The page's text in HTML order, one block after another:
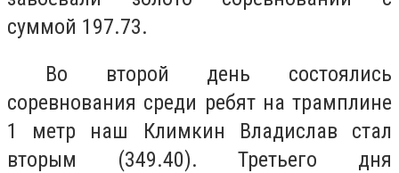
суммой 197.73.
Во второй день состоялись
соревнования среди ребят на трамплине
1 метр наш Климкин Владислав стал
вторым (349.40). Третьего дня